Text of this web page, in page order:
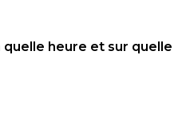
quelle heure et sur quelle